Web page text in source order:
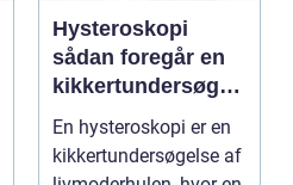
Hysteroskopi
sådan foregår en
kikkertundersøgel
se af livmoderen
En hysteroskopi er en
kikkertundersøgelse af